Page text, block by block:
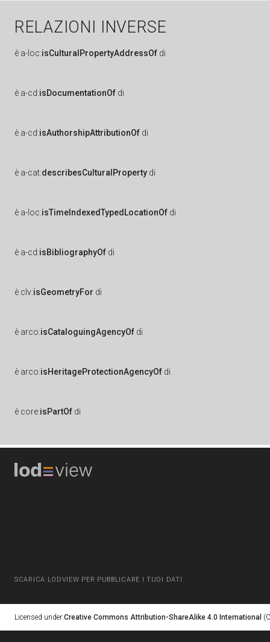
RELAZIONI INVERSE
è a-loc:isCulturalPropertyAddressOf di
è a-cd:isDocumentationOf di
è a-cd:isAuthorshipAttributionOf di
è a-cat:describesCulturalProperty di
è a-loc:isTimeIndexedTypedLocationOf di
è a-cd:isBibliographyOf di
è clv:isGeometryFor di
è arco:isCataloguingAgencyOf di
è arco:isHeritageProtectionAgencyOf di
è core:isPartOf di
SCARICA LODVIEW PER PUBBLICARE I TUOI DATI
Licensed under Creative Commons Attribution-ShareAlike 4.0 International